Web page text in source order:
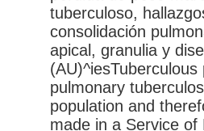
tuberculoso,
consolidación
apical, granulia y
pulmonary
population and
made in a Service of